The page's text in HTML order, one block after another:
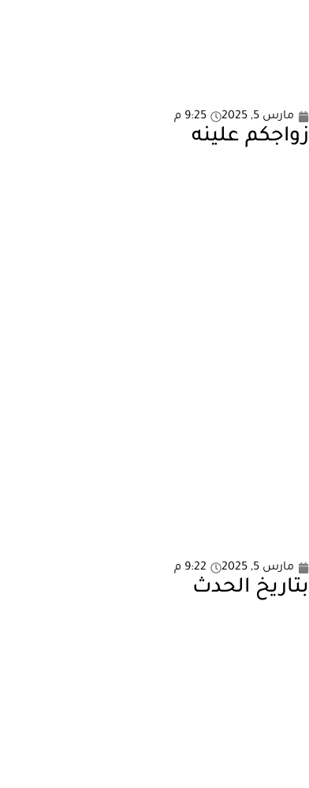
مارس 5, 2025 9:25 م
زواجكم علينه
مارس 5, 2025 9:22 م
بتاريخ الحدث